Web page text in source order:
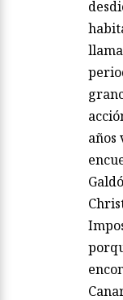
años